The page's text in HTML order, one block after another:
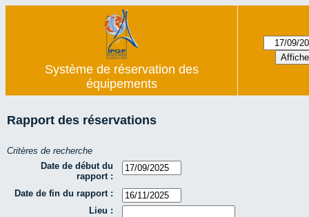
Système de réservation des
équipements
Rapport des réservations
Critères de recherche
Date de début du
rapport :
Date de fin du rapport :
Lieu :